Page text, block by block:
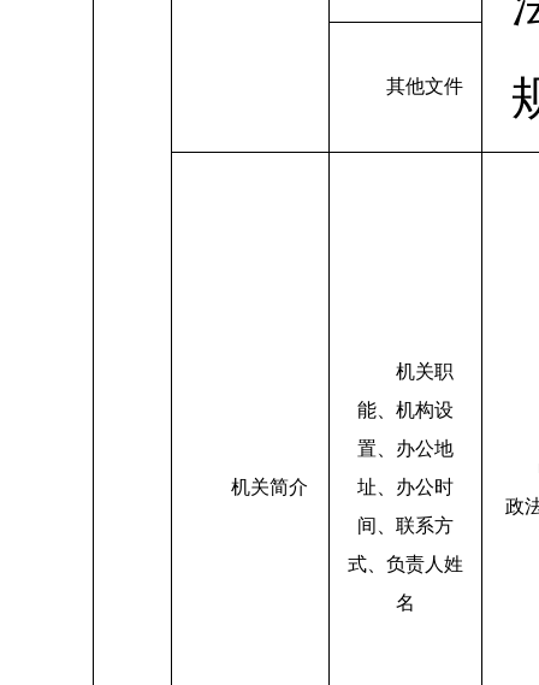
其他文件
机关简介
机关职
能、机构设
置、办公地
址、办公时
间、联系方
式、负责人姓
名
政